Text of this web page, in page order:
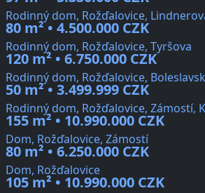
Rodinný dom, Rožďalovice,
80 m² • 4.500.000 CZK
Rodinný dom, Rožďalovice, Tyršova
120 m² • 6.750.000 CZK
Rodinný dom, Rožďalovice,
50 m² • 3.499.999 CZK
Rodinný dom, Rožďalovice, Zámostí,
155 m² • 10.990.000 CZK
Dom, Rožďalovice, Zámostí
80 m² • 6.250.000 CZK
Dom, Rožďalovice
105 m² • 10.990.000 CZK